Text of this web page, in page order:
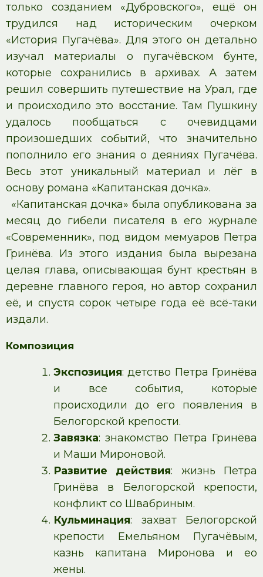
только созданием «Дубровского», ещё он
трудился над историческим очерком
«История Пугачёва». Для этого он детально
изучал материалы о пугачёвском бунте,
которые сохранились в архивах. А затем
решил совершить путешествие на Урал, где
и происходило это восстание. Там Пушкину
удалось пообщаться с очевидцами
произошедших событий, что значительно
пополнило его знания о деяниях Пугачёва.
Весь этот уникальный материал и лёг в
основу романа «Капитанская дочка».
«Капитанская дочка» была опубликована за
месяц до гибели писателя в его журнале
«Современник», под видом мемуаров Петра
Гринёва. Из этого издания была вырезана
целая глава, описывающая бунт крестьян в
деревне главного героя, но автор сохранил
её, и спустя сорок четыре года её всё-таки
издали.
Композиция
Экспозиция: детство Петра Гринёва
и все события, которые
происходили до его появления в
Белогорской крепости.
Завязка: знакомство Петра Гринёва
и Маши Мироновой.
Развитие действия: жизнь Петра
Гринёва в Белогорской крепости,
конфликт со Швабриным.
Кульминация: захват Белогорской
крепости Емельяном Пугачёвым,
казнь капитана Миронова и ео
жены.